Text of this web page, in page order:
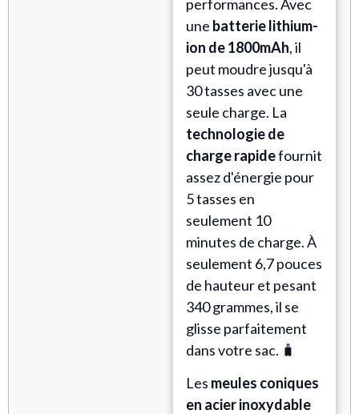
performances. Avec
une batterie lithium-
ion de 1800mAh, il
peut moudre jusqu'à
30 tasses avec une
seule charge. La
technologie de
charge rapidefournit
assez d'énergie pour
5 tasses en
seulement 10
minutes de charge. À
seulement 6,7 pouces
de hauteur et pesant
340 grammes, il se
glisse parfaitement
dans votre sac. 🧳
Les meules coniques
en acier inoxydable